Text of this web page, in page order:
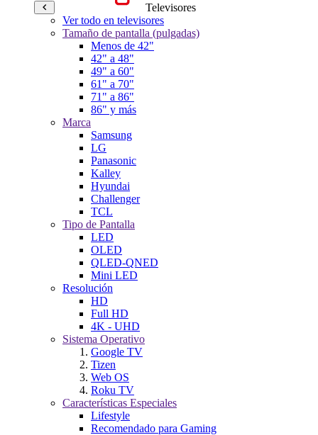
Televisores
Ver todo en televisores
Tamaño de pantalla (pulgadas)
Menos de 42"
42" a 48"
49" a 60"
61" a 70"
71" a 86"
86" y más
Marca
Samsung
LG
Panasonic
Kalley
Hyundai
Challenger
TCL
Tipo de Pantalla
LED
OLED
QLED-QNED
Mini LED
Resolución
HD
Full HD
4K - UHD
Sistema Operativo
Google TV
Tizen
Web OS
Roku TV
Características Especiales
Lifestyle
Recomendado para Gaming